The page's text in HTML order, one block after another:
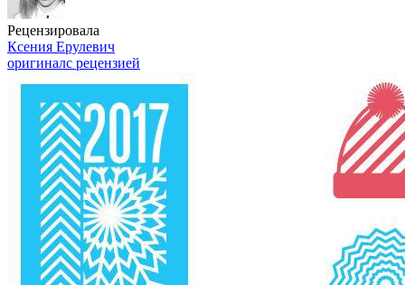
Рецензировала
Ксения Ерулевич
оригиналс рецензией